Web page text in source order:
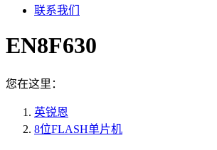
联系我们
EN8F630
您在这里：
英锐恩
8位FLASH单片机